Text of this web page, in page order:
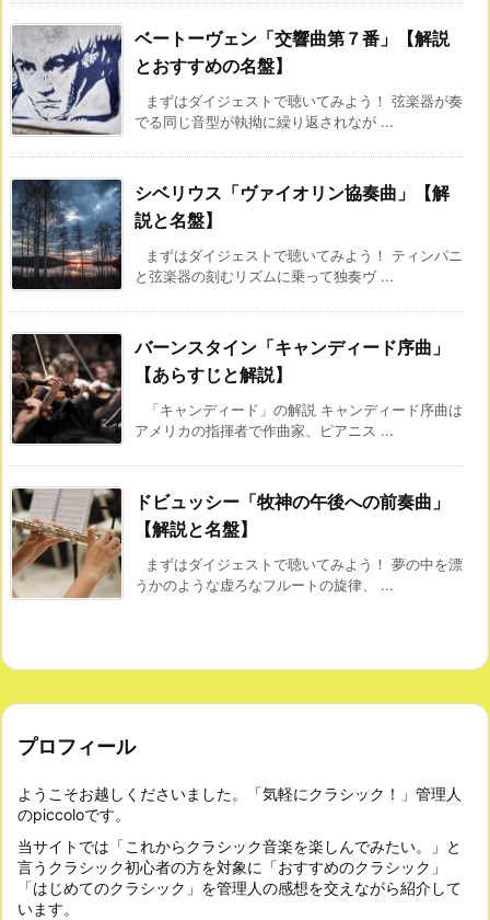
ベートーヴェン「交響曲第７番」【解説
とおすすめの名盤】
まずはダイジェストで聴いてみよう！ 弦楽器が奏
でる同じ音型が執拗に繰り返されなが ...
シベリウス「ヴァイオリン協奏曲」【解
説と名盤】
まずはダイジェストで聴いてみよう！ ティンパニ
と弦楽器の刻むリズムに乗って独奏ヴ ...
バーンスタイン「キャンディード序曲」
【あらすじと解説】
「キャンディード」の解説 キャンディード序曲は
アメリカの指揮者で作曲家、ピアニス ...
ドビュッシー「牧神の午後への前奏曲」
【解説と名盤】
まずはダイジェストで聴いてみよう！ 夢の中を漂
うかのような虚ろなフルートの旋律、 ...
プロフィール
ようこそお越しくださいました。「気軽にクラシック！」管理人
のpiccoloです。
当サイトでは「これからクラシック音楽を楽しんでみたい。」と
言うクラシック初心者の方を対象に「おすすめのクラシック」
「はじめてのクラシック」を管理人の感想を交えながら紹介して
います。